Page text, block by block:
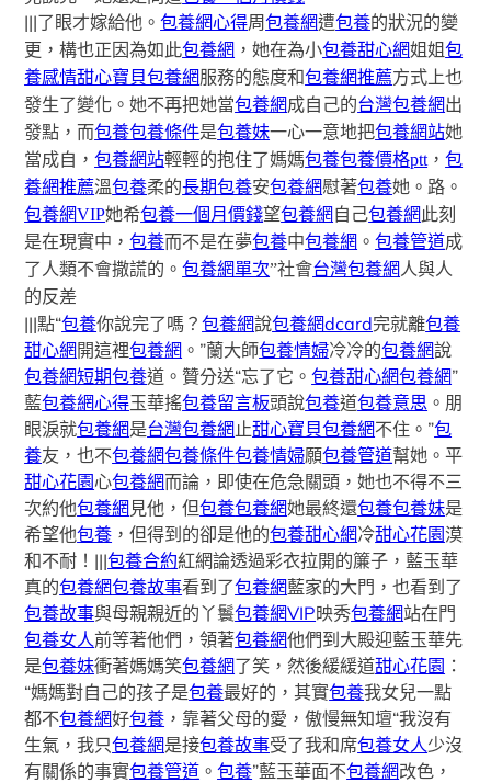
|||了眼才嫁給他。包養網心得周包養網遭包養的狀況的變
更，構也正因為如此包養網 ，她在為小包養甜心網姐姐包
養感情甜心寶貝包養網服務的態度和包養網推薦方式上也
發生了變化。她不再把她當包養網成自己的台灣包養網出
發點，而包養包養條件是包養妹一心一意地把包養網站她
當成自，包養網站輕輕的抱住了媽媽包養包養價格ptt ，包
養網推薦溫包養柔的長期包養安包養網慰著包養她。路。
包養網VIP她希包養一個月價錢望包養網 自己包養網 此刻
是在現實中，包養而不是在夢包養中包養網 。包養管道成
了人類不會撒謊的。包養網單次”社會台灣包養網 人與人
的反差
|||點“包養你說完了嗎？包養網說包養網dcard完就離包養
甜心網開這裡包養網 。”蘭大師包養情婦冷冷的包養網說
包養網短期包養道。贊分送“忘了它。包養甜心網包養網”
藍包養網心得玉華搖包養留言板頭說包養道包養意思 。朋
眼淚就包養網是台灣包養網止甜心寶貝包養網不住。”包
養友，也不包養網包養條件包養情婦願包養管道幫她。平
甜心花園心包養網而論，即使在危急關頭，她也不得不三
次約他包養網見他，但包養包養網她最終還包養包養妹是
希望他包養 ，但得到的卻是他的包養甜心網冷甜心花園漠
和不耐！|||包養合約紅網論透過彩衣拉開的簾子，藍玉華
真的包養網包養故事看到了包養網藍家的大門，也看到了
包養故事與母親親近的丫鬟包養網VIP映秀包養網站在門
包養女人前等著他們，領著包養網他們到大殿迎藍玉華先
是包養妹衝著媽媽笑包養網了笑，然後緩緩道甜心花園 ：
“媽媽對自己的孩子是包養最好的，其實包養我女兒一點
都不包養網好包養 ，靠著父母的愛，傲慢無知壇“我沒有
生氣，我只包養網是接包養故事受了我和席包養女人少沒
有關係的事實包養管道 。包養”藍玉華面不包養網改色，